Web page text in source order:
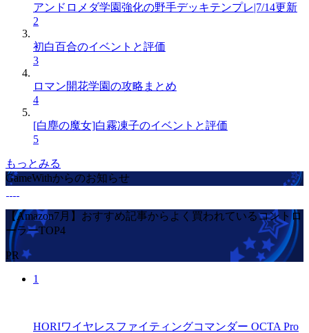
アンドロメダ学園強化の野手デッキテンプレ|7/14更新
2
初白百合のイベントと評価
3
ロマン開花学園の攻略まとめ
4
[白塵の魔女]白霧凍子のイベントと評価
5
もっとみる
GameWithからのお知らせ
【Amazon7月】おすすめ記事からよく買われているコントロ
ーラーTOP4
PR
1
HORIワイヤレスファイティングコマンダー OCTA Pro